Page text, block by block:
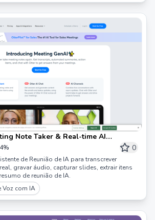
Note Taker & Real-time AI
0
de Reunião de IA para transcrever
gravar áudio, capturar slides, extrair itens
de reunião de IA.
Voz com IA